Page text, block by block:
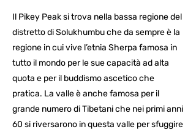
Il Pikey Peak si trova nella bassa regione del
distretto di Solukhumbu che da sempre è la
regione in cui vive l’etnia Sherpa famosa in
tutto il mondo per le sue capacità ad alta
quota e per il buddismo ascetico che
pratica. La valle è anche famosa per il
grande numero di Tibetani che nei primi anni
60 si riversarono in questa valle per sfuggire